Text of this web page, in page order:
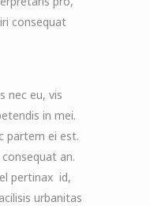
consequat
nec eu, vis
in mei.
partem ei est.
an.
pertinax id,
urbanitas